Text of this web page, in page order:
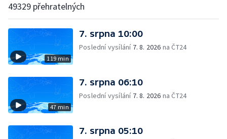
49329 přehratelných
119 min
7. srpna 10:00
Poslední vysílání 7. 8. 2026 na ČT24
47 min
7. srpna 06:10
Poslední vysílání 7. 8. 2026 na ČT24
7. srpna 05:10